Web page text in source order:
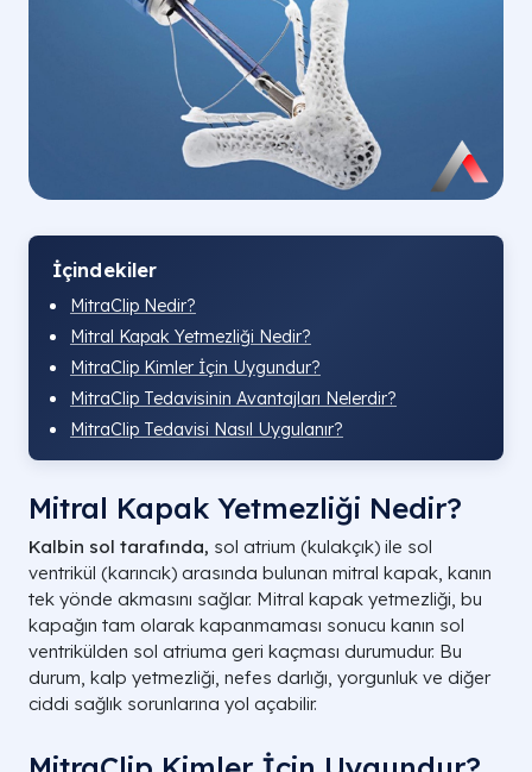
İçindekiler
MitraClip Nedir?
Mitral Kapak Yetmezliği Nedir?
MitraClip Kimler İçin Uygundur?
MitraClip Tedavisinin Avantajları Nelerdir?
MitraClip Tedavisi Nasıl Uygulanır?
Mitral Kapak Yetmezliği Nedir?
Kalbin sol tarafında, sol atrium (kulakçık) ile sol
ventrikül (karıncık) arasında bulunan mitral kapak, kanın
tek yönde akmasını sağlar. Mitral kapak yetmezliği, bu
kapağın tam olarak kapanmaması sonucu kanın sol
ventrikülden sol atriuma geri kaçması durumudur. Bu
durum, kalp yetmezliği, nefes darlığı, yorgunluk ve diğer
ciddi sağlık sorunlarına yol açabilir.